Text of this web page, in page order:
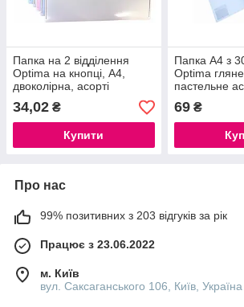
Папка на 2 відділення
Optima на кнопці, А4,
двоколірна, асорті
34,02 ₴
Купити
Папка А4 з
Optima
пастельне
69₴
Про нас
99% позитивних з 203 відгуків за рік
Працює з 23.06.2022
м. Київ
вул. Саксаганського 106, Київ, Україна